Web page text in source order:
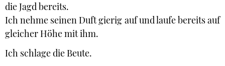
die Jagd bereits.
Ich nehme seinen Duft gierig auf und laufe bereits auf
gleicher Höhe mit ihm.
Ich schlage die Beute.